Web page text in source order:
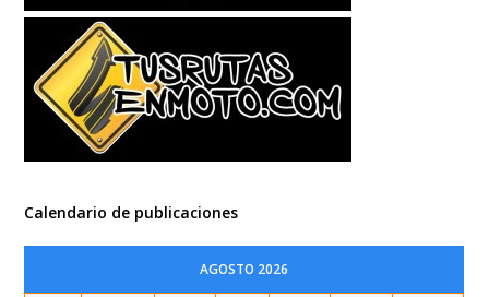
Calendario de publicaciones
AGOSTO 2026